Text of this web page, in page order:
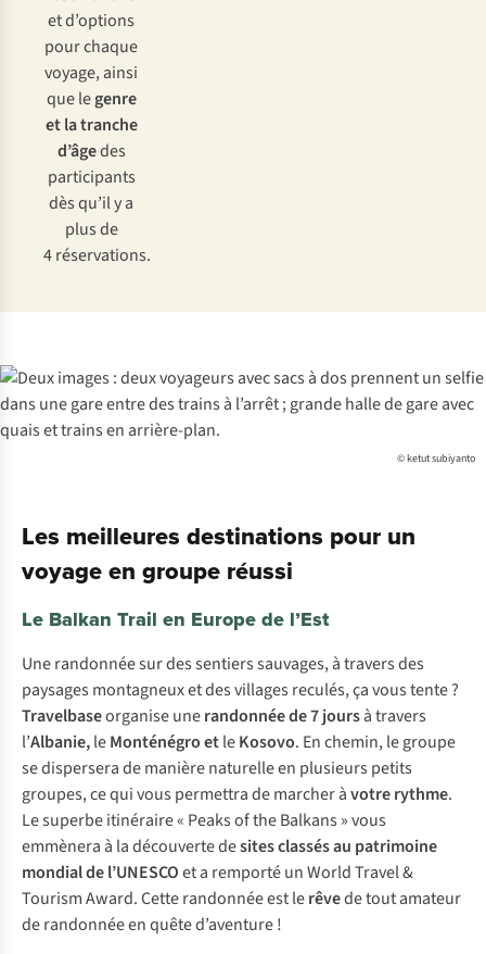
et d’options
pour chaque
voyage, ainsi
que legenre
et la tranche
d’âgedes
participants
dès qu’il y a
plus de
4 réservations.
© ketut subiyanto
Les meilleures destinations pour un
voyage en groupe réussi
Le Balkan Trail en Europe de l’Est
Une randonnée sur des sentiers sauvages, à travers des
paysages montagneux et des villages reculés, ça vous tente ?
Travelbaseorganise unerandonnée de 7 joursà travers
l’Albanie,leMonténégro etleKosovo. En chemin, le groupe
se dispersera de manière naturelle en plusieurs petits
groupes, ce qui vous permettra de marcher àvotre rythme.
Le superbe itinéraire « Peaks of the Balkans » vous
emmènera à la découverte desites classés au patrimoine
mondial de l’UNESCOet a remporté un World Travel &
Tourism Award. Cette randonnée est lerêvede tout amateur
de randonnée en quête d’aventure !